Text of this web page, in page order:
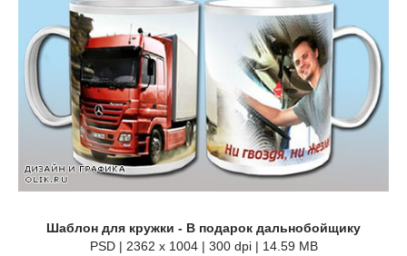
Шаблон для кружки - В подарок дальнобойщику
PSD | 2362 x 1004 | 300 dpi | 14.59 MB